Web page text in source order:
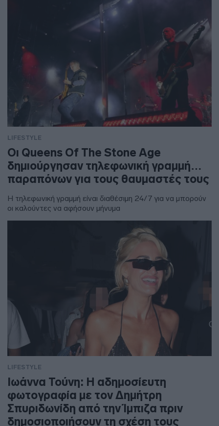
LIFESTYLE
Οι Queens Of The Stone Age
δημιούργησαν τηλεφωνική γραμμή…
παραπόνων για τους θαυμαστές τους
Η τηλεφωνική γραμμή είναι διαθέσιμη 24/7 για να μπορούν
οι καλούντες να αφήσουν μήνυμα
LIFESTYLE
Ιωάννα Τούνη: Η αδημοσίευτη
φωτογραφία με τον Δημήτρη
Σπυριδωνίδη από την Ίμπιζα πριν
δημοσιοποιήσουν τη σχέση τους